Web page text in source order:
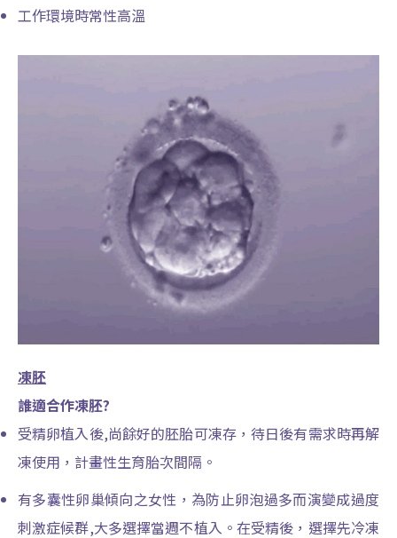
工作環境時常性高溫
凍胚
誰適合作凍胚?
受精卵植入後,尚餘好的胚胎可凍存，待日後有需求時再解
凍使用，計畫性生育胎次間隔。
有多囊性卵巢傾向之女性，為防止卵泡過多而演變成過度
刺激症候群,大多選擇當週不植入。在受精後，選擇先冷凍